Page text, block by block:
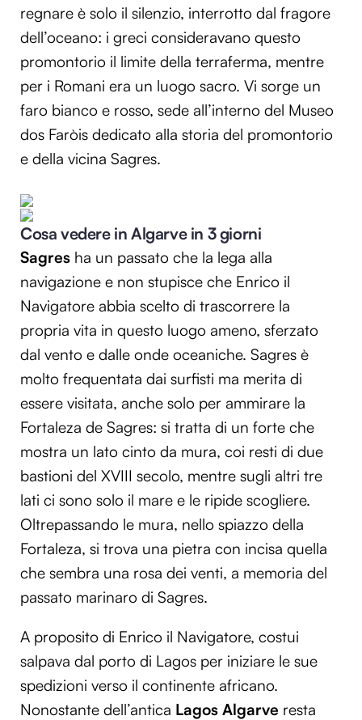
regnare è solo il silenzio, interrotto dal fragore
dell’oceano: i greci consideravano questo
promontorio il limite della terraferma, mentre
per i Romani era un luogo sacro. Vi sorge un
faro bianco e rosso, sede all’interno del Museo
dos Faròis dedicato alla storia del promontorio
e della vicina Sagres.
Cosa vedere in Algarve in 3 giorni
Sagres ha un passato che la lega alla
navigazione e non stupisce che Enrico il
Navigatore abbia scelto di trascorrere la
propria vita in questo luogo ameno, sferzato
dal vento e dalle onde oceaniche. Sagres è
molto frequentata dai surfisti ma merita di
essere visitata, anche solo per ammirare la
Fortaleza de Sagres: si tratta di un forte che
mostra un lato cinto da mura, coi resti di due
bastioni del XVIII secolo, mentre sugli altri tre
lati ci sono solo il mare e le ripide scogliere.
Oltrepassando le mura, nello spiazzo della
Fortaleza, si trova una pietra con incisa quella
che sembra una rosa dei venti, a memoria del
passato marinaro di Sagres.
A proposito di Enrico il Navigatore, costui
salpava dal porto di Lagos per iniziare le sue
spedizioni verso il continente africano.
Nonostante dell’antica Lagos Algarve resta